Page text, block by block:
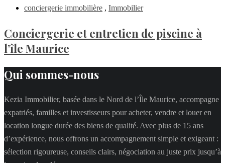
conciergerie immobilière , Immobilier
Conciergerie et entretien de piscine à
l’île Maurice
Qui sommes-nous
Kezia Immobilier, basée dans le Nord de l’Île Maurice, accompagne
expatriés, familles et investisseurs pour acheter, vendre et louer en
location longue durée des biens de qualité. Avec plus de 15 ans
d’expérience, nous offrons un accompagnement simple et exigeant :
sélection rigoureuse, conseils clairs, négociation au juste prix jusqu’à